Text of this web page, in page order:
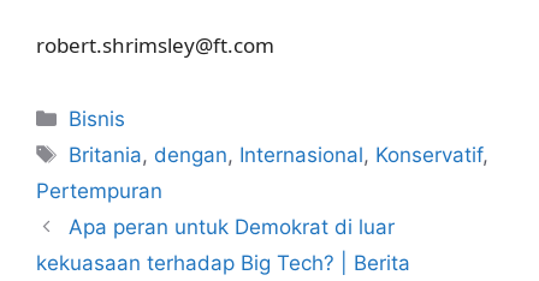
robert.shrimsley@ft.com
Kategori
Bisnis
Tag
Britania, dengan, Internasional, Konservatif,
Pertempuran
Apa peran untuk Demokrat di luar
kekuasaan terhadap Big Tech? | Berita